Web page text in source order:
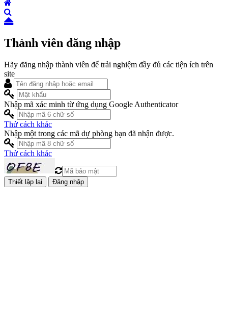
Thành viên đăng nhập
Hãy đăng nhập thành viên để trải nghiệm đầy đủ các tiện ích trên
site
Nhập mã xác minh từ ứng dụng Google Authenticator
Thử cách khác
Nhập một trong các mã dự phòng bạn đã nhận được.
Thử cách khác
Đăng nhập